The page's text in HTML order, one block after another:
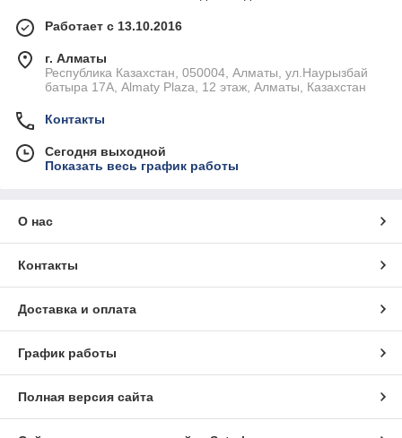
Работает с 13.10.2016
г. Алматы
Республика Казахстан, 050004, Алматы, ул.Наурызбай
батыра 17А, Almaty Plaza, 12 этаж, Алматы, Казахстан
Контакты
Сегодня выходной
Показать весь график работы
О нас
Контакты
Доставка и оплата
График работы
Полная версия сайта